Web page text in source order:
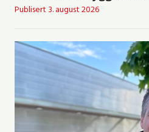
Publisert 3. august 2026